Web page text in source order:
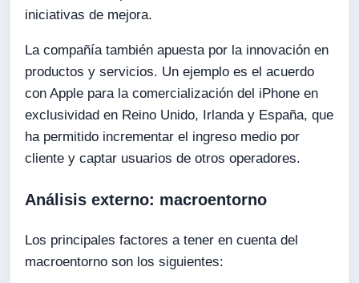
iniciativas de mejora.
La compañía también apuesta por la innovación en
productos y servicios. Un ejemplo es el acuerdo
con Apple para la comercialización del iPhone en
exclusividad en Reino Unido, Irlanda y España, que
ha permitido incrementar el ingreso medio por
cliente y captar usuarios de otros operadores.
Análisis externo: macroentorno
Los principales factores a tener en cuenta del
macroentorno son los siguientes: